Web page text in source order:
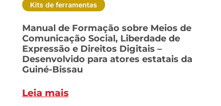
Kits de ferramentas
Manual de Formação sobre Meios de
Comunicação Social, Liberdade de
Expressão e Direitos Digitais –
Desenvolvido para atores estatais da
Guiné-Bissau
Leia mais